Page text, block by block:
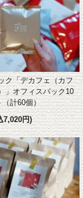
ク「デカフェ（カフ
」オフィスパック10
計60個）
7,020円)